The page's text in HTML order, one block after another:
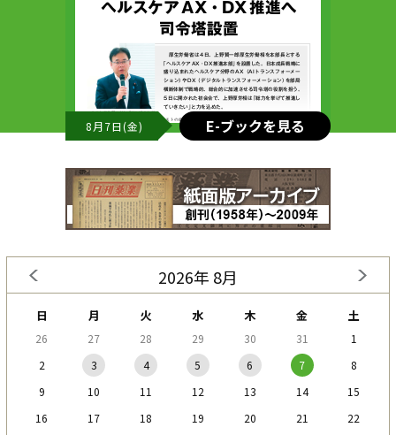
8月7日(金) E-ブックを見る
2026年 8月
日 月 火 水 木 金 土
26 27 28 29 30 31
1
2
3 4 5 6 7
8
9
10 11 12 13 14
15
16
17 18 19 20 21
22